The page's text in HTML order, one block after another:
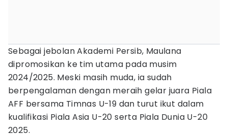
Sebagai jebolan Akademi Persib, Maulana
dipromosikan ke tim utama pada musim
2024/2025. Meski masih muda, ia sudah
berpengalaman dengan meraih gelar juara Piala
AFF bersama Timnas U-19 dan turut ikut dalam
kualifikasi Piala Asia U-20 serta Piala Dunia U-20
2025.